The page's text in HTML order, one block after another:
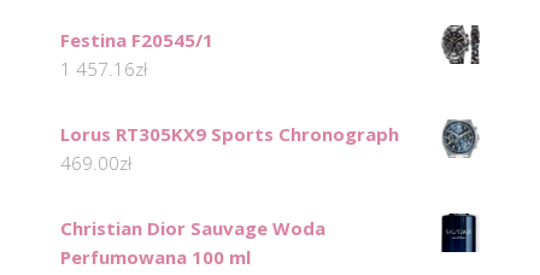
Festina F20545/1
1 457.16zł
Lorus RT305KX9 Sports Chronograph
469.00zł
Christian Dior Sauvage Woda
Perfumowana 100 ml